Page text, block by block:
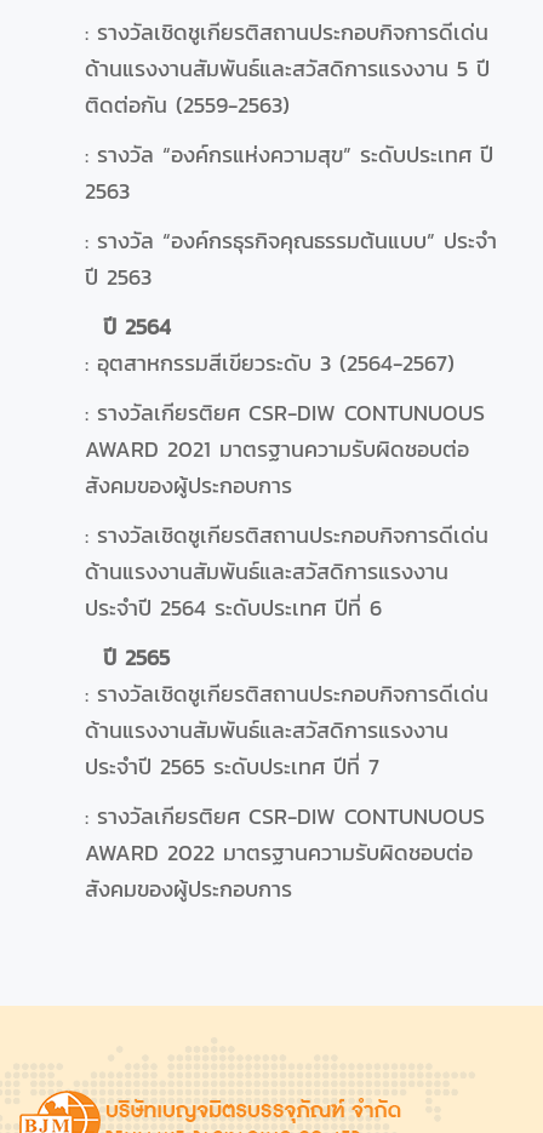
: รางวัลเชิดชูเกียรติสถานประกอบกิจการดีเด่น
ด้านแรงงานสัมพันธ์และสวัสดิการแรงงาน 5 ปี
ติดต่อกัน (2559-2563)
: รางวัล “องค์กรแห่งความสุข” ระดับประเทศ ปี
2563
: รางวัล “องค์กรธุรกิจคุณธรรมต้นแบบ” ประจำ
ปี 2563
ปี 2564
: อุตสาหกรรมสีเขียวระดับ 3 (2564-2567)
: รางวัลเกียรติยศ CSR-DIW CONTUNUOUS
AWARD 2021 มาตรฐานความรับผิดชอบต่อ
สังคมของผู้ประกอบการ
: รางวัลเชิดชูเกียรติสถานประกอบกิจการดีเด่น
ด้านแรงงานสัมพันธ์และสวัสดิการแรงงาน
ประจำปี 2564 ระดับประเทศ ปีที่ 6
ปี 2565
: รางวัลเชิดชูเกียรติสถานประกอบกิจการดีเด่น
ด้านแรงงานสัมพันธ์และสวัสดิการแรงงาน
ประจำปี 2565 ระดับประเทศ ปีที่ 7
: รางวัลเกียรติยศ CSR-DIW CONTUNUOUS
AWARD 2022 มาตรฐานความรับผิดชอบต่อ
สังคมของผู้ประกอบการ